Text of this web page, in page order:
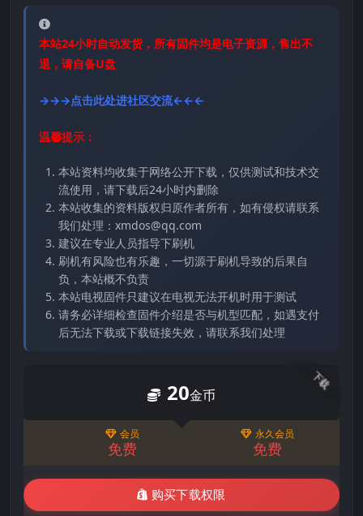
本站24小时自动发货，所有固件均是电子资源，售出不
退，请自备U盘
→→→点击此处进社区交流←←←
温馨提示：
本站资料均收集于网络公开下载，仅供测试和技术交
流使用，请下载后24小时内删除
本站收集的资料版权归原作者所有，如有侵权请联系
我们处理：xmdos@qq.com
建议在专业人员指导下刷机
刷机有风险也有乐趣，一切源于刷机导致的后果自
负，本站概不负责
本站电视固件只建议在电视无法开机时用于测试
请务必详细检查固件介绍是否与机型匹配，如遇支付
后无法下载或下载链接失效，请联系我们处理
下载
20金币
会员
免费
永久会员
免费
购买下载权限